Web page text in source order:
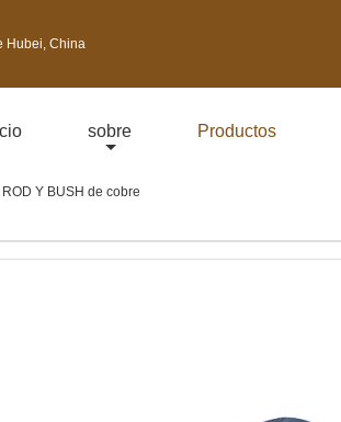
Hubei, China
sobre Productos
Y BUSH de cobre